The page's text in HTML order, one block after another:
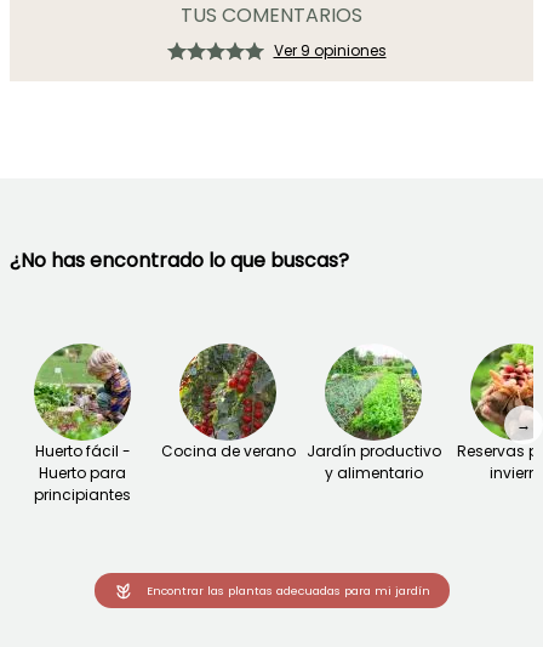
TUS COMENTARIOS
Ver 9 opiniones
¿No has encontrado lo que buscas?
Huerto fácil -
Huerto para
principiantes
Cocina de verano
Jardín productivo
y alimentario
Reservas
→
Encontrar las plantas adecuadas para mi jardín